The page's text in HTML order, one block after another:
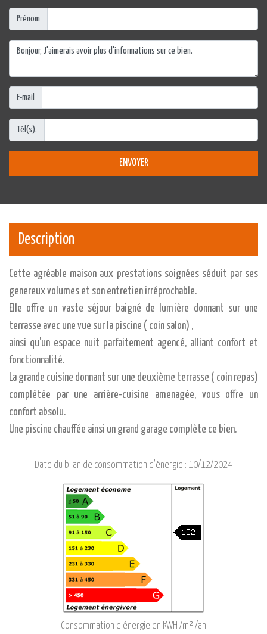
Prénom
E-mail
Tél(s).
ENVOYER
Description
Cette agréable maison aux prestations soignées séduit par ses
genereux volumes et son entretien irréprochable.
Elle offre un vaste séjour baigné de lumière donnant sur une
terrasse avec une vue sur la piscine ( coin salon) ,
ainsi qu'un espace nuit parfaitement agencé, alliant confort et
fonctionnalité.
La grande cuisine donnant sur une deuxième terrasse ( coin repas)
complétée par une arrière-cuisine amenagée, vous offre un
confort absolu.
Une piscine chauffée ainsi un grand garage complète ce bien.
Date du bilan de consommation d'énergie : 10/12/2024
Consommation d'énergie en kWH /m² /an